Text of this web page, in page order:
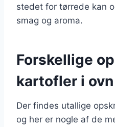
stedet for tørrede kan
smag og aroma.
Forskellige
kartofler i ovn
Der findes utallige
og her er nogle af de